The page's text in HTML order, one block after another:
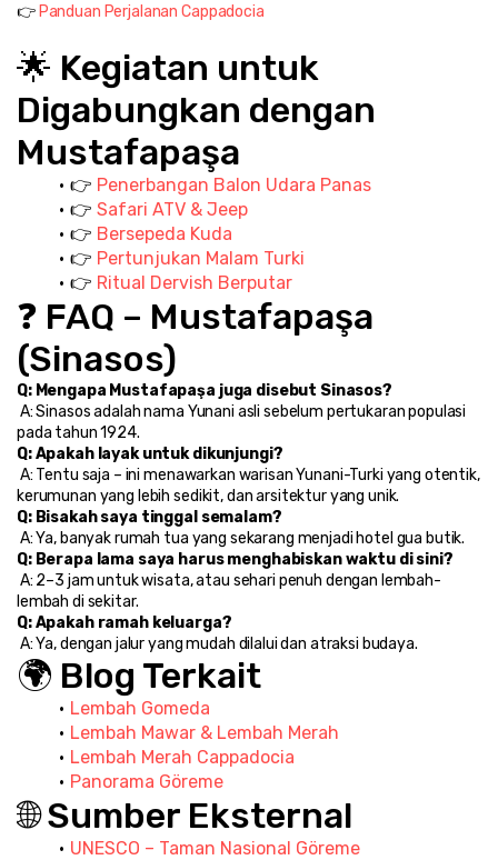
👉 Panduan Perjalanan Cappadocia
🌟 Kegiatan untuk
Digabungkan dengan
Mustafapaşa
👉 Penerbangan Balon Udara Panas
👉 Safari ATV & Jeep
👉 Bersepeda Kuda
👉 Pertunjukan Malam Turki
👉 Ritual Dervish Berputar
❓ FAQ – Mustafapaşa
(Sinasos)
Q: Mengapa Mustafapaşa juga disebut Sinasos?
pada tahun 1924.
Q: Apakah layak untuk dikunjungi?
kerumunan yang lebih sedikit, dan arsitektur yang unik.
Q: Bisakah saya tinggal semalam?
A: Ya, banyak rumah tua yang sekarang menjadi hotel gua butik.
Q: Berapa lama saya harus menghabiskan waktu di sini?
lembah di sekitar.
Q: Apakah ramah keluarga?
A: Ya, dengan jalur yang mudah dilalui dan atraksi budaya.
🌍 Blog Terkait
Lembah Gomeda
Lembah Mawar & Lembah Merah
Lembah Merah Cappadocia
Panorama Göreme
🌐 Sumber Eksternal
UNESCO – Taman Nasional Göreme